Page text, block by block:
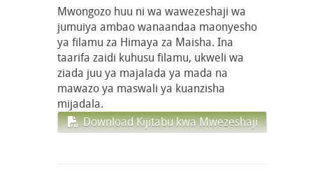
Mwongozo huu ni wa wawezeshaji wa
jumuiya ambao wanaandaa maonyesho
ya filamu za Himaya za Maisha. Ina
taarifa zaidi kuhusu filamu, ukweli wa
ziada juu ya majalada ya mada na
mawazo ya maswali ya kuanzisha
mijadala.
Download Kijitabu kwa Mwezeshaji